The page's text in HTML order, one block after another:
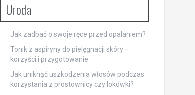
Uroda
Jak zadbać o swoje ręce przed opalaniem?
Tonik z aspiryny do pielęgnacji skóry –
korzyści i przygotowanie
Jak uniknąć uszkodzenia włosów podczas
korzystania z prostownicy czy lokówki?